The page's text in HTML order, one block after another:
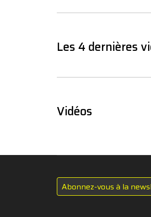
Les 4 dernières
Vidéos
Abonnez-vous à la